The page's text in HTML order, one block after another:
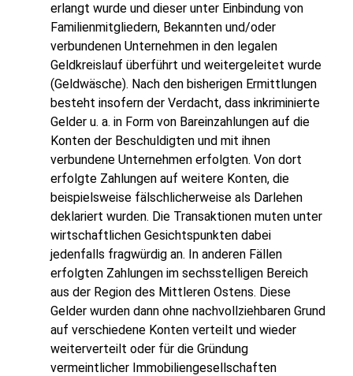
erlangt wurde und dieser unter Einbindung von
Familienmitgliedern, Bekannten und/oder
verbundenen Unternehmen in den legalen
Geldkreislauf überführt und weitergeleitet wurde
(Geldwäsche). Nach den bisherigen Ermittlungen
besteht insofern der Verdacht, dass inkriminierte
Gelder u. a. in Form von Bareinzahlungen auf die
Konten der Beschuldigten und mit ihnen
verbundene Unternehmen erfolgten. Von dort
erfolgte Zahlungen auf weitere Konten, die
beispielsweise fälschlicherweise als Darlehen
deklariert wurden. Die Transaktionen muten unter
wirtschaftlichen Gesichtspunkten dabei
jedenfalls fragwürdig an. In anderen Fällen
erfolgten Zahlungen im sechsstelligen Bereich
aus der Region des Mittleren Ostens. Diese
Gelder wurden dann ohne nachvollziehbaren Grund
auf verschiedene Konten verteilt und wieder
weiterverteilt oder für die Gründung
vermeintlicher Immobiliengesellschaften